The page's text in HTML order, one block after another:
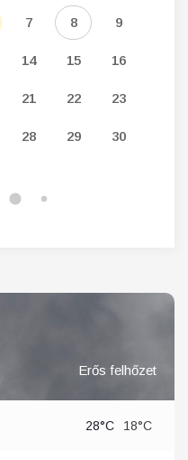
7 8 9
14 15 16
21 22 23
28 29 30
Erős felhőzet
28°C 18°C